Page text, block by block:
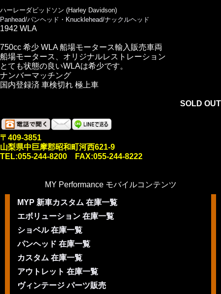
ハーレーダビッドソン (Harley Davidson)
Panhead/パンヘッド・Knucklehead/ナックルヘッド
1942 WLA
750cc 希少 WLA 船場モータース輸入販売車両
船場モータース、オリジナルレストレーション
とても状態の良いWLAは希少です。
ナンバーマッチング
国内登録済 車検切れ 極上車
SOLD OUT
〒409-3851
山梨県中巨摩郡昭和町河西621-9
TEL:055-244-8200 FAX:055-244-8222
MY Performance モバイルコンテンツ
MYP 新車カスタム 在庫一覧
エボリューション 在庫一覧
ショベル 在庫一覧
パンヘッド 在庫一覧
カスタム 在庫一覧
アウトレット 在庫一覧
ヴィンテージ パーツ販売